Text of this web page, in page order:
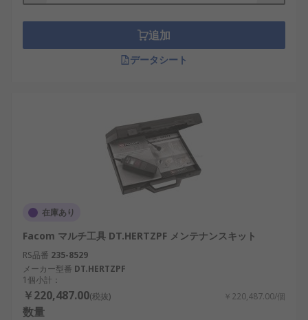
追加
データシート
在庫あり
Facom マルチ工具 DT.HERTZPF メンテナンスキット
RS品番 235-8529
メーカー型番 DT.HERTZPF
1個小計：
￥220,487.00(税抜) ￥220,487.00/個
数量